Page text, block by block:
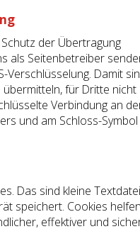
der Übertragung
als Seitenbetreiber
Verschlüsselung. Damit
übermitteln, für Dritte nicht
Verbindung an
und am Schloss-
Das sind kleine
speichert. Cookies
effektiver und